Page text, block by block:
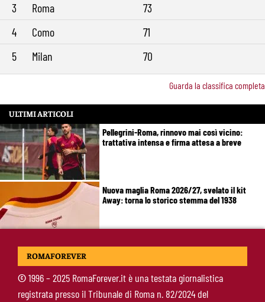
3
Roma
73
4
Como
71
5
Milan 70
Guarda la classifica completa
ULTIMI ARTICOLI
Pellegrini-Roma, rinnovo mai così vicino:
trattativa intensa e firma attesa a breve
Nuova maglia Roma 2026/27, svelato il kit
Away: torna lo storico stemma del 1938
Alajbegovic, Pjanic svela il ruolo: perché il
Juventus
ROMAFOREVER
©1996 – 2025 RomaForever.it è una testata giornalistica
registrata presso il Tribunale di Roma n. 82/2024 del